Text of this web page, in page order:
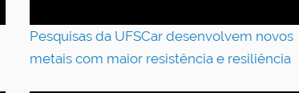
Pesquisas da UFSCar desenvolvem novos
metais com maior resistência e resiliência